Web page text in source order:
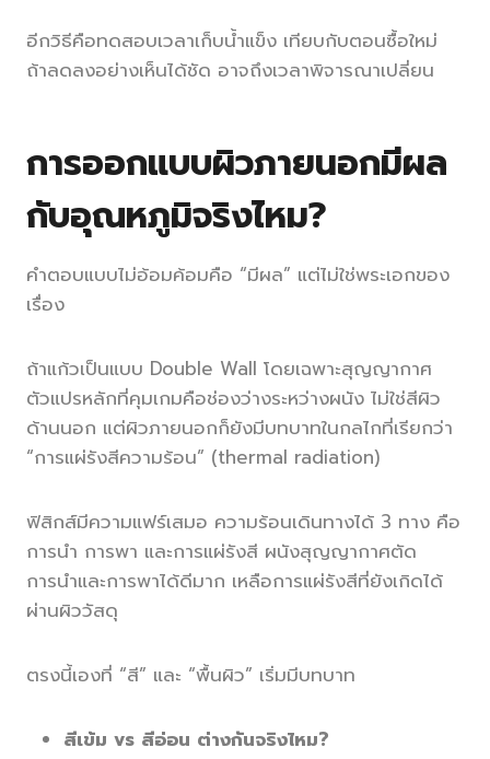
อีกวิธีคือทดสอบเวลาเก็บน้ำแข็ง เทียบกับตอนซื้อใหม่
ถ้าลดลงอย่างเห็นได้ชัด อาจถึงเวลาพิจารณาเปลี่ยน
การออกแบบผิวภายนอกมีผล
กับอุณหภูมิจริงไหม?
คำตอบแบบไม่อ้อมค้อมคือ “มีผล” แต่ไม่ใช่พระเอกของ
เรื่อง
ถ้าแก้วเป็นแบบ Double Wall โดยเฉพาะสุญญากาศ
ตัวแปรหลักที่คุมเกมคือช่องว่างระหว่างผนัง ไม่ใช่สีผิว
ด้านนอก แต่ผิวภายนอกก็ยังมีบทบาทในกลไกที่เรียกว่า
“การแผ่รังสีความร้อน” (thermal radiation)
ฟิสิกส์มีความแฟร์เสมอ ความร้อนเดินทางได้ 3 ทาง คือ
การนำ การพา และการแผ่รังสี ผนังสุญญากาศตัด
การนำและการพาได้ดีมาก เหลือการแผ่รังสีที่ยังเกิดได้
ผ่านผิววัสดุ
ตรงนี้เองที่ “สี” และ “พื้นผิว” เริ่มมีบทบาท
สีเข้ม vs สีอ่อน ต่างกันจริงไหม?